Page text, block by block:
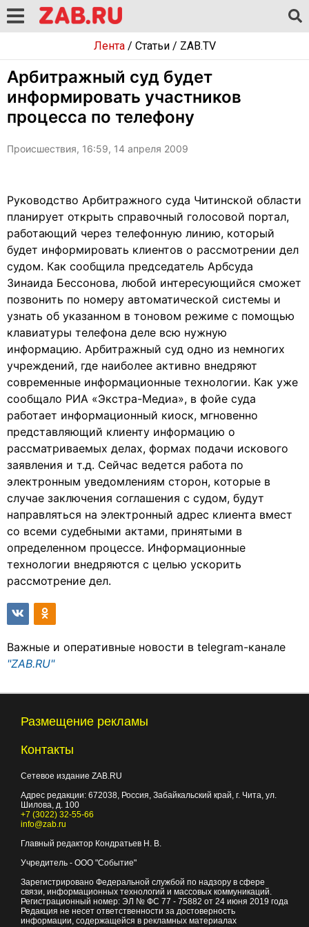
Лента/ Статьи/ ZAB.TV
Арбитражный суд будет
информировать участников
процесса по телефону
Происшествия, 16:59, 14 апреля 2009
Руководство Арбитражного суда Читинской области
планирует открыть справочный голосовой портал,
работающий через телефонную линию, который
будет информировать клиентов о рассмотрении дел
судом. Как сообщила председатель Арбсуда
Зинаида Бессонова, любой интересующийся сможет
позвонить по номеру автоматической системы и
узнать об указанном в тоновом режиме с помощью
клавиатуры телефона деле всю нужную
информацию. Арбитражный суд одно из немногих
учреждений, где наиболее активно внедряют
современные информационные технологии. Как уже
сообщало РИА «Экстра-Медиа», в фойе суда
работает информационный киоск, мгновенно
представляющий клиенту информацию о
рассматриваемых делах, формах подачи искового
заявления и т.д. Сейчас ведется работа по
электронным уведомлениям сторон, которые в
случае заключения соглашения с судом, будут
направляться на электронный адрес клиента вмест
со всеми судебными актами, принятыми в
определенном процессе. Информационные
технологии внедряются с целью ускорить
рассмотрение дел.
Важные и оперативные новости в telegram-канале
"ZAB.RU"
Размещение рекламы
Контакты
Сетевое издание ZAB.RU
Адрес редакции: 672038, Россия, Забайкальский край, г. Чита, ул.
Шилова, д. 100
+7 (3022) 32-55-66
info@zab.ru
Главный редактор Кондратьев Н. В.
Учредитель - ООО "Событие"
Зарегистрировано Федеральной службой по надзору в сфере
связи, информационных технологий и массовых коммуникаций.
Регистрационный номер: ЭЛ № ФС 77 - 75882 от 24 июня 2019 года
Редакция не несет ответственности за достоверность
информации, содержащейся в рекламных материалах